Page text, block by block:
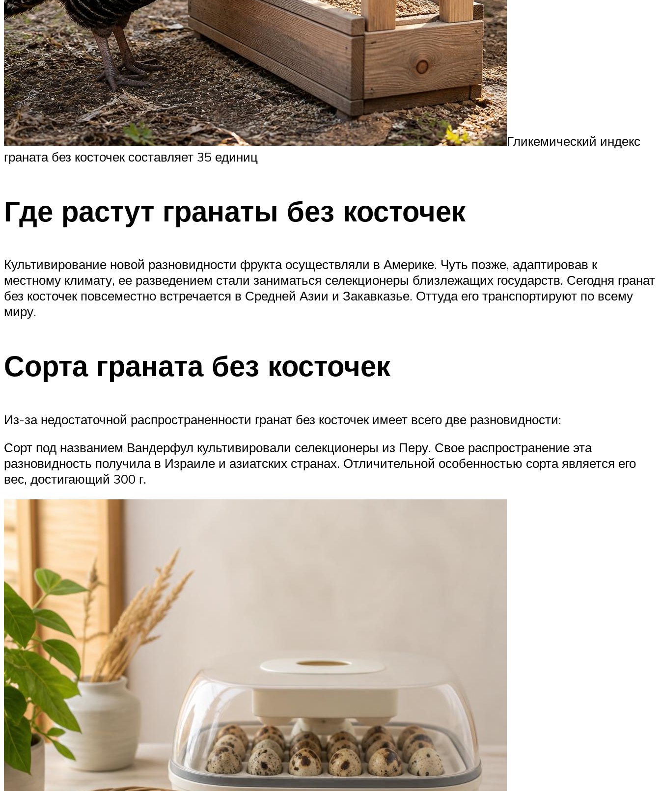
Гликемический индекс
граната без косточек составляет 35 единиц
Где растут гранаты без косточек
Культивирование новой разновидности фрукта осуществляли в Америке. Чуть позже, адаптировав к
местному климату, ее разведением стали заниматься селекционеры близлежащих государств. Сегодня гранат
без косточек повсеместно встречается в Средней Азии и Закавказье. Оттуда его транспортируют по всему
миру.
Сорта граната без косточек
Из-за недостаточной распространенности гранат без косточек имеет всего две разновидности:
Сорт под названием Вандерфул культивировали селекционеры из Перу. Свое распространение эта
разновидность получила в Израиле и азиатских странах. Отличительной особенностью сорта является его
вес, достигающий 300 г.